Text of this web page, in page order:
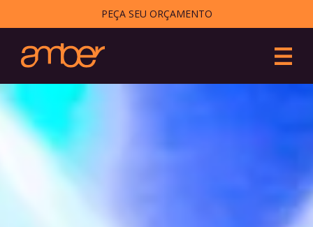
PEÇA SEU ORÇAMENTO